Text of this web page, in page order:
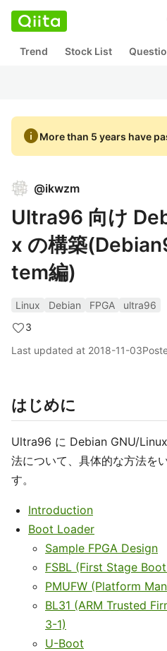
Trend Stock List
infoMore than 5 years have
@ikwzm
Ultra96 向け
x の構築
tem編)
Linux Debian FPGA
ultra96
3
Last updated at 2018-11-03
はじめに
Ultra96 に Debian GNU/
法について、具体的な方法を
す。
Introduction
Boot Loader
Sample FPGA Design
FSBL (First Stage
PMUFW (Platform
BL31 (ARM Trusted
3-1)
U-Boot